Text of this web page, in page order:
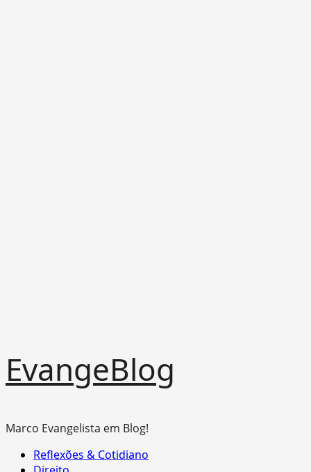
to
content
EvangeBlog
Marco Evangelista em Blog!
PrimaryReflexões & Cotidiano